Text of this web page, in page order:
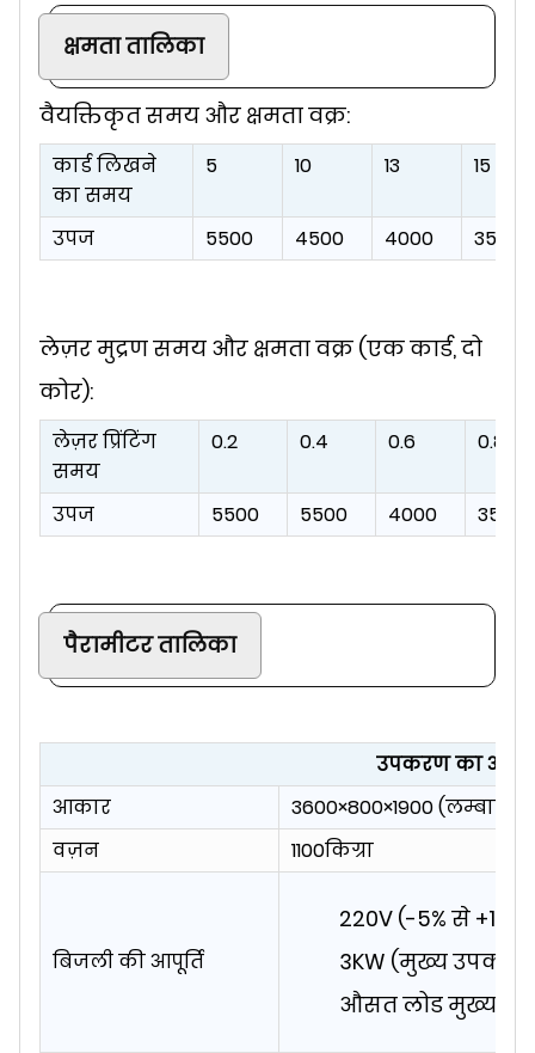
क्षमता तालिका
वैयक्तिकृत समय और क्षमता वक्र:
कार्ड लिखने
का समय
5 10 13 15
उपज 5500 4500 4000 3500
लेज़र मुद्रण समय और क्षमता वक्र (एक कार्ड, दो
कोर):
लेज़र प्रिंटिंग
समय
0.2 0.4 0.6 0.8
उपज 5500 5500 4000 3500
पैरामीटर तालिका
उपकरण का
आकार
3600×800×1900
वज़न
1100किग्रा
बिजली की आपूर्ति
220V (-5% से
3KW (मुख्य
औसत लोड मुख्य